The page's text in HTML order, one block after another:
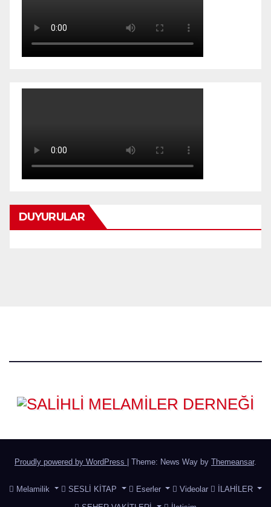
DUYURULAR
Proudly powered by WordPress | Theme: News Way by Themeansar.
Melamilik SESLİ KİTAP Eserler Videolar
İLAHİLER